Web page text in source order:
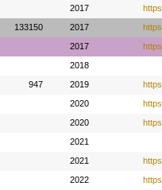
2017
133150 2017
2017
2018
947 2019
2020
2020
2021
2021
2022